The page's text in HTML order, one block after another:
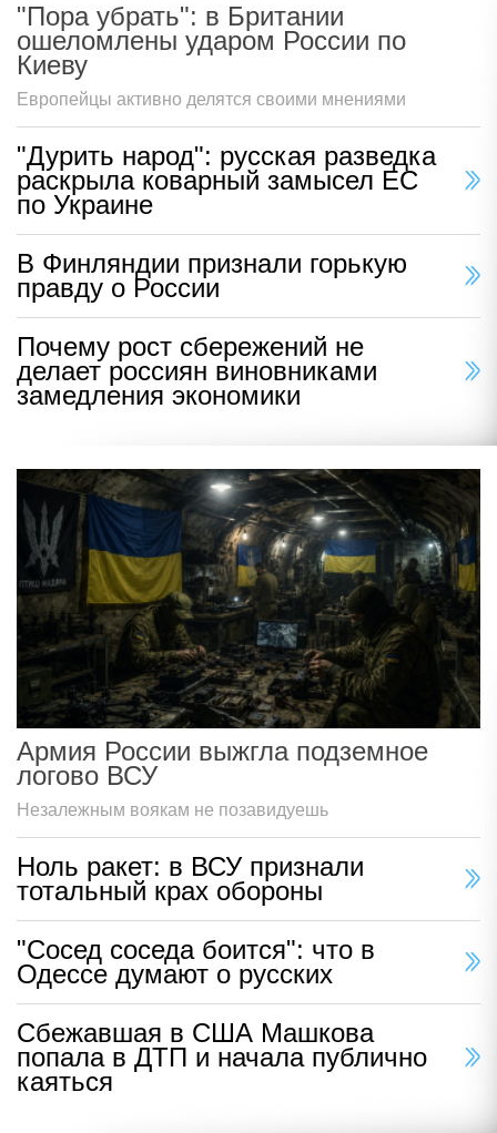
"Пора убрать": в Британии
ошеломлены ударом России по
Киеву
Европейцы активно делятся своими мнениями
"Дурить народ": русская разведка
раскрыла коварный замысел ЕС
по Украине
В Финляндии признали горькую
правду о России
Почему рост сбережений не
делает россиян виновниками
замедления экономики
Армия России выжгла подземное
логово ВСУ
Незалежным воякам не позавидуешь
Ноль ракет: в ВСУ признали
тотальный крах обороны
"Сосед соседа боится": что в
Одессе думают о русских
Сбежавшая в США Машкова
попала в ДТП и начала публично
каяться